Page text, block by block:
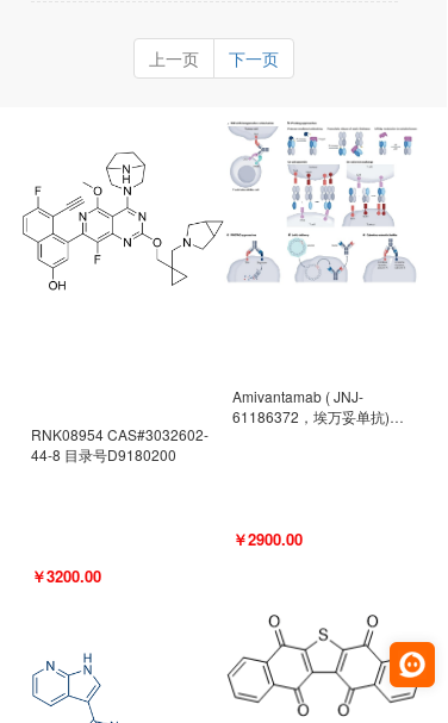
号为92339-11-2
上一页 下一页
RNK08954 CAS#3032602-
44-8 目录号D9180200
￥3200.00
Amivantamab ( JNJ-
61186372，埃万妥单抗)
￥2900.00